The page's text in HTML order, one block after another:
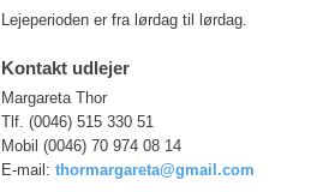
Lejeperioden er fra lørdag til lørdag.
Kontakt udlejer
Margareta Thor
Tlf. (0046) 515 330 51
Mobil (0046) 70 974 08 14
E-mail: thormargareta@gmail.com